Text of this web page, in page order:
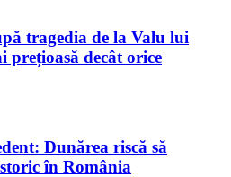
tragedia de la Valu lui
prețioasă decât orice
Dunărea riscă să
în România